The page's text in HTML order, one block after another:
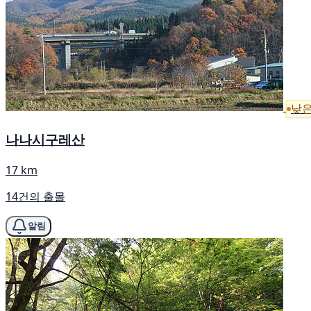
낮
나나시구레산
17 km
14건의 출몰
알림